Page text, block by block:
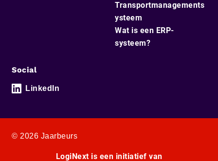
Transportmanagements
ysteem
Wat is een ERP-
systeem?
Social
LinkedIn
© 2026 Jaarbeurs
LogiNext is een initiatief van